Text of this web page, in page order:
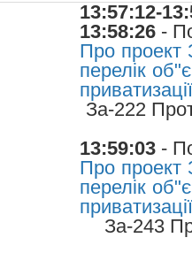
13:57:12-
13:58:26 -
Про проект
перелік
За-222
13:59:03 -
Про проект
перелік
За-243